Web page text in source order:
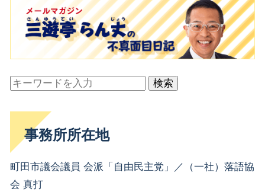
検索
事務所所在地
町田市議会議員 会派「自由民主党」／（一社）落語協
会 真打